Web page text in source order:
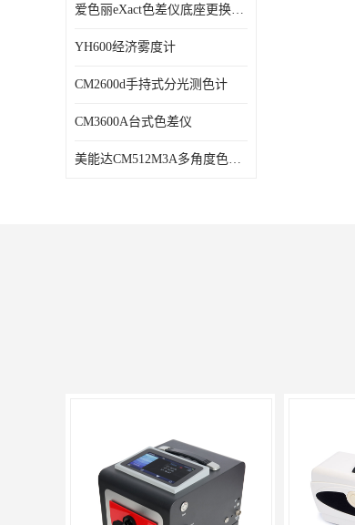
爱色丽eXact色差仪底座更换维修
YH600经济雾度计
CM2600d手持式分光测色计
CM3600A台式色差仪
美能达CM512M3A多角度色差仪维修